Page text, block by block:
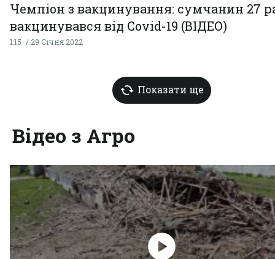
Чемпіон з вакцинування: сумчанин 27
вакцинувався від Covid-19 (ВІДЕО)
1:15 29 Січня 2022
Показати ще
Відео з Агро